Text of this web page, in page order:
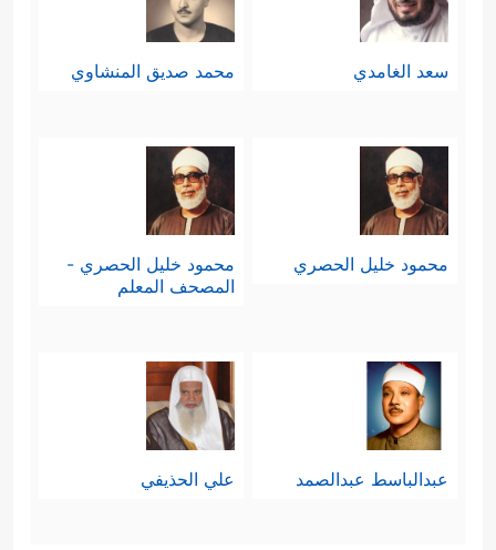
سعد الغامدي محمد صديق المنشاوي
محمود خليل الحصري
محمود خليل الحصري -
المصحف المعلم
عبدالباسط عبدالصمد علي الحذيفي